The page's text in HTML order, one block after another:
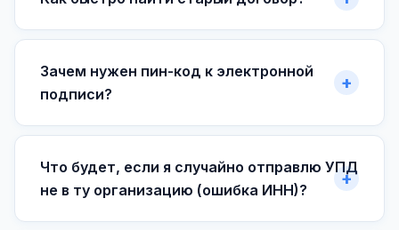
Зачем нужен пин-код к электронной
подписи?
Что будет, если я случайно отправлю УПД
не в ту организацию (ошибка ИНН)?